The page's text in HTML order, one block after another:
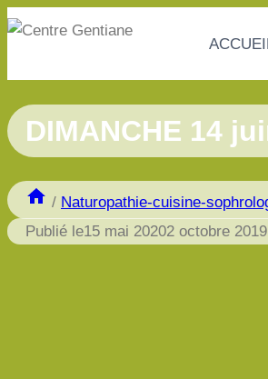
Aller
DIMANCHE 14
/ Naturopathie-cuisine-
Publié le15 mai 20202 octobre 2019